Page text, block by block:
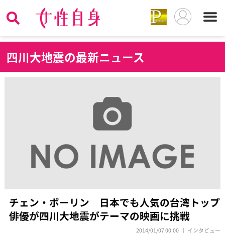
四川大地震の最新ニュース
チェン・ボーリン 日本でも人気の台湾トップ
俳優が四川大地震がテーマの映画に挑戦
2014/01/07 00:00 インタビュー